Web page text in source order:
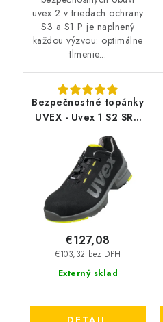
uvex 2 v triedach ochrany
S3 a S1 P je naplnený
každou výzvou: optimálne
tlmenie...
Bezpečnostné topánky
UVEX - Uvex 1 S2 SRC
Externý sklad
€103,32 bez DPH
€127,08